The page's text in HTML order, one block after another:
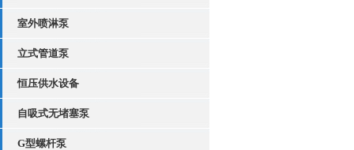
室外喷淋泵
立式管道泵
恒压供水设备
自吸式无堵塞泵
G型螺杆泵